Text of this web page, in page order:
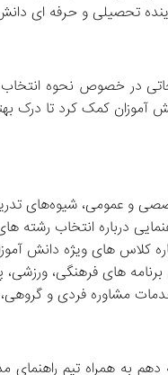
برگزاری آزمون‌ها و برنامه‌های تقویتی برای دروس مهم
انتخاب رشته‌ های ریاضی، تجربی و انسانی و بررسی آینده تحصیلی هر رشته
علمی و آزمون‌ های آمادگی کنکور
مهارتی که در طول سال برگزار می‌ شود
فردی و گروهی، برنامه‌ ریزی درسی، مهارت‌ های مطالعه